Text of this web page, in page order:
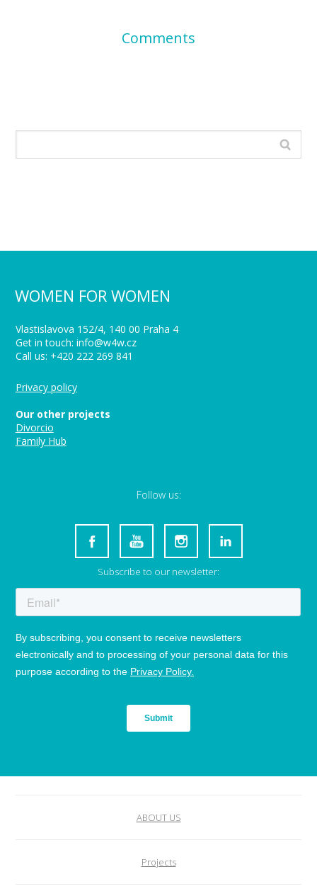
Comments
WOMEN FOR WOMEN
Vlastislavova 152/4, 140 00 Praha 4
Get in touch: info@w4w.cz
Call us: +420 222 269 841
Privacy policy
Our other projects
Divorcio
Family Hub
Follow us:
Subscribe to our newsletter:
ABOUT US
Projects